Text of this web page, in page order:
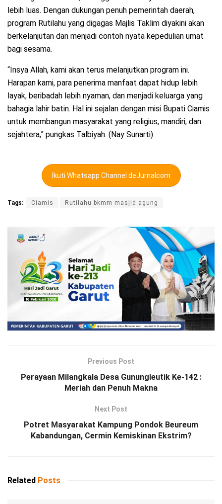
lebih luas. Dengan dukungan penuh pemerintah daerah,
program Rutilahu yang digagas Majlis Taklim diyakini akan
berkelanjutan dan menjadi contoh nyata kepedulian umat
bagi sesama.
“Insya Allah, kami akan terus melanjutkan program ini.
Harapan kami, para penerima manfaat dapat hidup lebih
layak, beribadah lebih nyaman, dan menjadi keluarga yang
bahagia lahir batin. Hal ini sejalan dengan misi Bupati Ciamis
untuk membangun masyarakat yang religius, mandiri, dan
sejahtera,” pungkas Talbiyah. (Nay Sunarti)
Ikuti Whatsapp Channel deJurnalcom
Tags: Ciamis Rutilahu bkmm masjid agung
Previous Post
Perayaan Milangkala Desa Gunungleutik Ke-142 :
Meriah dan Penuh Makna
Next Post
Potret Masyarakat Kampung Pondok Beureum
Kabandungan, Cermin Kemiskinan Ekstrim?
Related Posts